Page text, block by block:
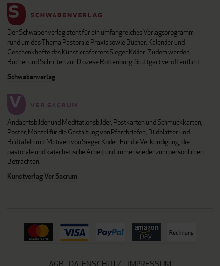
Der Schwabenverlag steht für ein umfangreiches Verlagsprogramm
rund um das Thema Pastorale Praxis sowie Bücher, Kalender und
Geschenkhefte des Künstlerpfarrers Sieger Köder. Zudem werden
Bücher und Schriften zur Diözese Rottenburg-Stuttgart veröffentlicht.
Schwabenverlag
Andachtsbilder und Meditationsbilder, Postkarten und Schmuckkarten,
Poster, Mäntel für die Gestaltung von Pfarrbriefen, Bildblätter und
Bildtafeln mit Motiven von Sieger Köder. Für die Verkündigung, die
pastorale und katechetische Arbeit und immer wieder zum persönlichen
Betrachten.
Kunstverlag Ver Sacrum
AGB DATENSCHUTZ IMPRESSUM